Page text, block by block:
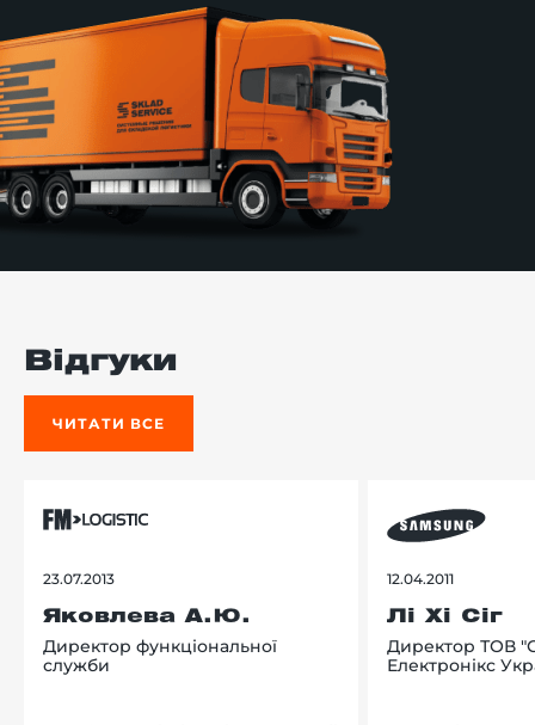
Відгуки
ЧИТАТИ ВСЕ
23.07.2013
Яковлева А.Ю.
Директор функціональної
служби
12.04.2011
Лі Хі Сіг
Директор ТОВ
Електронікс